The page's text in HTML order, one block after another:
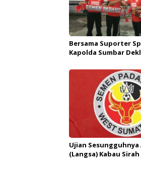
Bersama Suporter
Kapolda Sumbar
Ujian Sesungguhnya
(Langsa) Kabau Sirah